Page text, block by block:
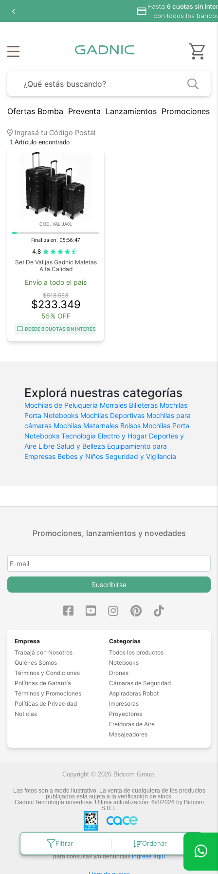
Hasta 6 cuotas sin
con todos los
Ofertas Bomba Preventa Lanzamientos Promociones
Ingresá tu Código Postal
1 Artículo encontrado
Filtrar Ordenar
COD. VALIJA01
Finaliza en: 05:56:47
4.8
Set De Valijas Gadnic Maletas
Alta Calidad
Envío a todo el país
$518.553
$233.349
55% OFF
DESDE 6 CUOTAS SIN INTERÉS
Explorá nuestras categorías
Mochilas de Peluqueria Morrales Billeteras Mochilas
Porta Notebooks Mochilas Deportivas Mochilas para
cámaras Mochilas Maternales Bolsos Mochilas Porta
Notebooks Tecnologia Electro y Hogar Deportes y
Aire Libre Salud y Belleza Equipamiento para
Empresas Bebes y Niños Seguridad y Vigilancia
Promociones, lanzamientos y novedades
Suscribirse
Empresa
Trabajá con Nosotros
Quiénes Somos
Términos y Condiciones
Políticas de Garantía
Términos y Promociones
Políticas de Privacidad
Noticias
Categorías
Todos los productos
Notebooks
Drones
Cámaras de Seguridad
Aspiradoras Robot
Impresoras
Proyectores
Freidoras de Aire
Masajeadores
Copyright © 2026 Bidcom Group.
Las fotos son a modo ilustrativo. La venta de cualquiera de los productos
publicados está sujeta a la verificación de stock.
Gadnic Tecnología novedosa.Última actualización: 6/8/2026 by Bidcom
S.R.L.
Botón de arrepentimiento
Defensa de las y los Consumidores
para consultas y/o denunciasingrese aquí